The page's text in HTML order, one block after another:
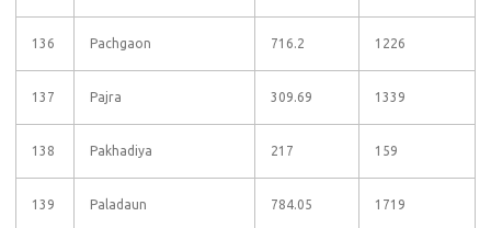
136 Pachgaon 716.2 1226
137 Pajra 309.69 1339
138 Pakhadiya 217 159
139 Paladaun 784.05 1719